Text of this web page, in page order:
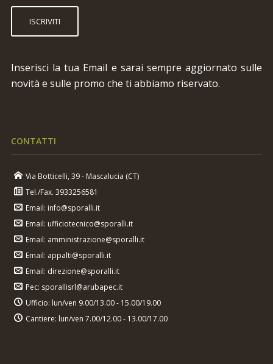
ISCRIVITI
Inserisci la tua Email e sarai sempre aggiornato sulle
novità e sulle promo che ti abbiamo riservato.
CONTATTI
Via Botticelli, 39 - Mascalucia (CT)
Tel./Fax. 3933256581
Email: info@sporalli.it
Email: ufficiotecnico@sporalli.it
Email: amministrazione@sporalli.it
Email: appalti@sporalli.it
Email: direzione@sporalli.it
Pec: sporallisrl@arubapec.it
Ufficio: lun/ven 9.00/13.00 - 15.00/19.00
Cantiere: lun/ven 7.00/12.00 - 13.00/17.00